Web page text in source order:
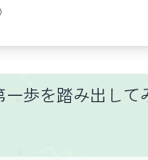
歩を踏み出して